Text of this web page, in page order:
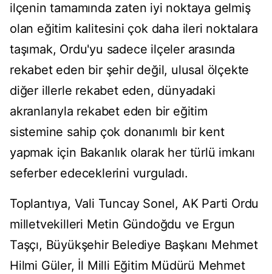
ilçenin tamamında zaten iyi noktaya gelmiş
olan eğitim kalitesini çok daha ileri noktalara
taşımak, Ordu'yu sadece ilçeler arasında
rekabet eden bir şehir değil, ulusal ölçekte
diğer illerle rekabet eden, dünyadaki
akranlarıyla rekabet eden bir eğitim
sistemine sahip çok donanımlı bir kent
yapmak için Bakanlık olarak her türlü imkanı
seferber edeceklerini vurguladı.
Toplantıya, Vali Tuncay Sonel, AK Parti Ordu
milletvekilleri Metin Gündoğdu ve Ergun
Taşçı, Büyükşehir Belediye Başkanı Mehmet
Hilmi Güler, İl Milli Eğitim Müdürü Mehmet